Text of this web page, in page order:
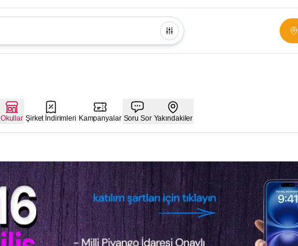
Okullar Şirket İndirimleri Kampanyalar Soru Sor Yakındakiler